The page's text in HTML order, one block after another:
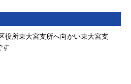
役所東大宮支所へ向かい東大宮支
す